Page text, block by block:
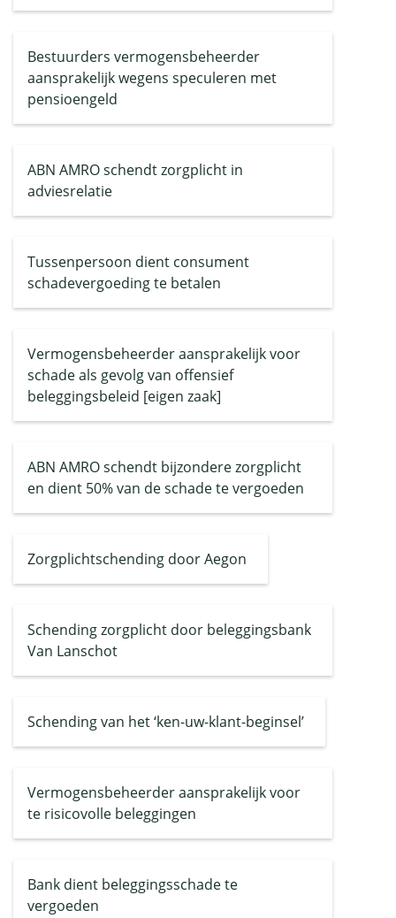
Bestuurders vermogensbeheerder
aansprakelijk wegens speculeren met
pensioengeld
ABN AMRO schendt zorgplicht in
adviesrelatie
Tussenpersoon dient consument
schadevergoeding te betalen
Vermogensbeheerder aansprakelijk voor
schade als gevolg van offensief
beleggingsbeleid [eigen zaak]
ABN AMRO schendt bijzondere zorgplicht
en dient 50% van de schade te vergoeden
Zorgplichtschending door Aegon
Schending zorgplicht door beleggingsbank
Van Lanschot
Schending van het ‘ken-uw-klant-beginsel’
Vermogensbeheerder aansprakelijk voor
te risicovolle beleggingen
Bank dient beleggingsschade te
vergoeden